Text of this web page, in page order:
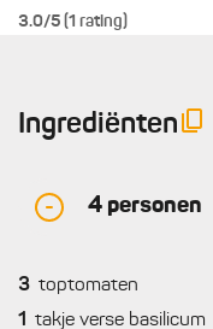
3.0/5 (1 rating)
Ingrediënten
- 4 personen
3 toptomaten
1
takje verse basilicum